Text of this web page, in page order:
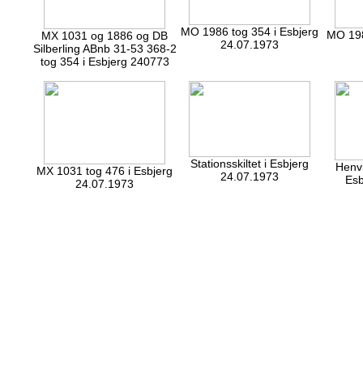
MX 1031 og 1886 og DB
Silberling ABnb 31-53 368-2
tog 354 i Esbjerg 240773
MO 1986 tog 354 i Esbjerg
24.07.1973
MO
MX 1031 tog 476 i Esbjerg
24.07.1973
Stationsskiltet i Esbjerg
24.07.1973